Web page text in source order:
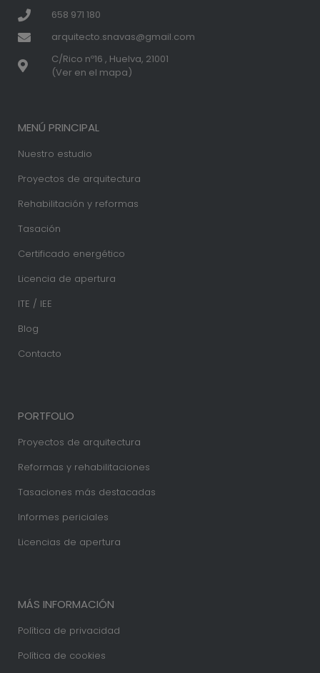
658 971 180
arquitecto.snavas@gmail.com
C/Rico nº16 , Huelva, 21001
(Ver en el mapa)
MENÚ PRINCIPAL
Nuestro estudio
Proyectos de arquitectura
Rehabilitación y reformas
Tasación
Certificado energético
Licencia de apertura
ITE / IEE
Blog
Contacto
PORTFOLIO
Proyectos de arquitectura
Reformas y rehabilitaciones
Tasaciones más destacadas
Informes periciales
Licencias de apertura
MÁS INFORMACIÓN
Política de privacidad
Política de cookies